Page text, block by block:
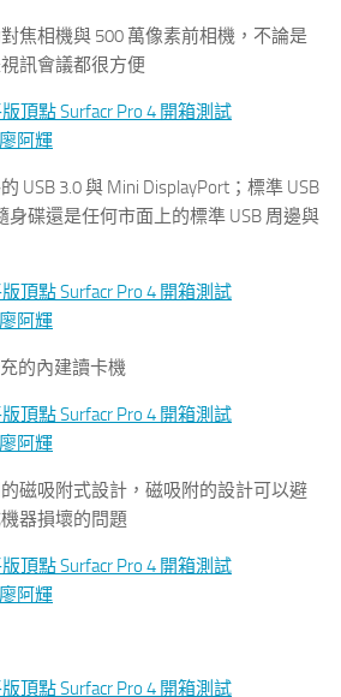
焦相機與 500 萬像素前相機，不論是
訊會議都很方便
USB 3.0 與 Mini DisplayPort；標準 USB
身碟還是任何市面上的標準 USB 周邊與
的內建讀卡機
磁吸附式設計，磁吸附的設計可以避
器損壞的問題